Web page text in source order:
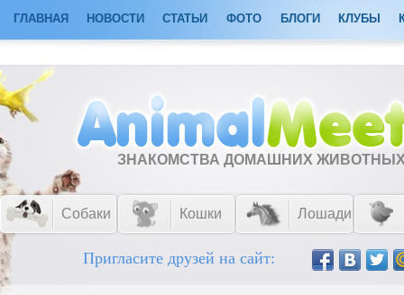
ГЛАВНАЯ НОВОСТИ СТАТЬИ ФОТО БЛОГИ КЛУБЫ
ЗНАКОМСТВА ДОМАШНИХ
Собаки Кошки Лошади
Пригласите друзей на сайт: